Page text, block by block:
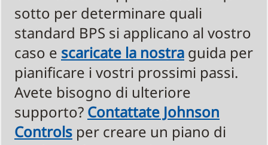
sotto per determinare quali
standard BPS si applicano al vostro
caso e scaricate la nostra guida per
pianificare i vostri prossimi passi.
Avete bisogno di ulteriore
supporto? Contattate Johnson
Controls per creare un piano di